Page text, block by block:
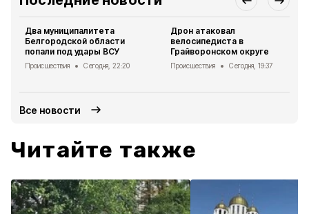
Два муниципалитета
Белгородской области
попали под удары ВСУ
Происшествия Сегодня, 22:20
Дрон атаковал
велосипедиста в
Грайворонском округе
Происшествия Сегодня, 19:37
Все новости
Читайте также